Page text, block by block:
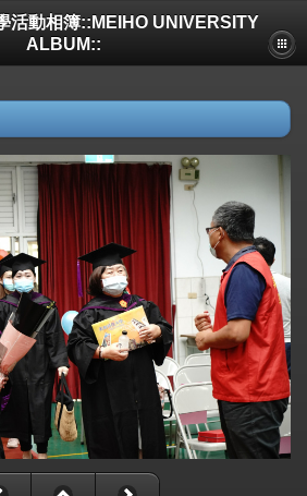
活動相簿::MEIHO UNIVERSITY
ALBUM::